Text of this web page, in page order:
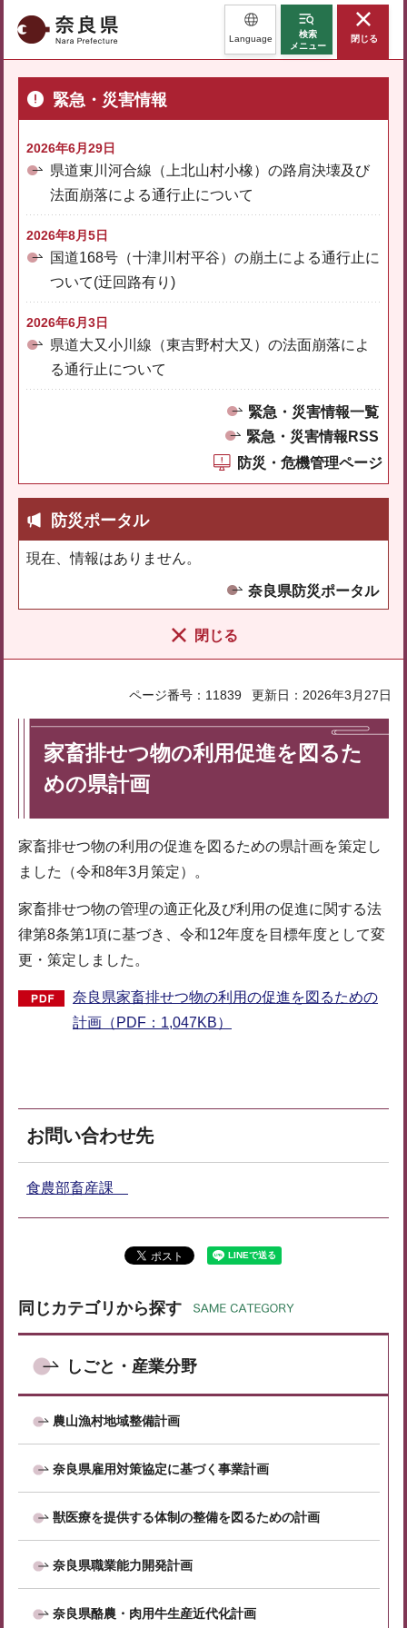
奈良県 Language
検索
メニュー
閉じる
緊急・災害情報
2026年6月29日
県道東川河合線（上北山村小橡）の路肩決壊及び
法面崩落による通行止について
2026年8月5日
国道168号（十津川村平谷）の崩土による通行止に
ついて(迂回路有り)
2026年6月3日
県道大又小川線（東吉野村大又）の法面崩落によ
る通行止について
緊急・災害情報一覧
緊急・災害情報RSS
防災・危機管理ページ
防災ポータル
現在、情報はありません。
奈良県防災ポータル
閉じる
ページ番号：11839 更新日：2026年3月27日
家畜排せつ物の利用促進を図るた
めの県計画
家畜排せつ物の利用の促進を図るための県計画を策定し
ました（令和8年3月策定）。
家畜排せつ物の管理の適正化及び利用の促進に関する法
律第8条第1項に基づき、令和12年度を目標年度として変
更・策定しました。
奈良県家畜排せつ物の利用の促進を図るための
計画（PDF：1,047KB）
お問い合わせ先
食農部畜産課
同じカテゴリから探す
しごと・産業分野
農山漁村地域整備計画
奈良県雇用対策協定に基づく事業計画
獣医療を提供する体制の整備を図るための計画
奈良県職業能力開発計画
奈良県酪農・肉用牛生産近代化計画